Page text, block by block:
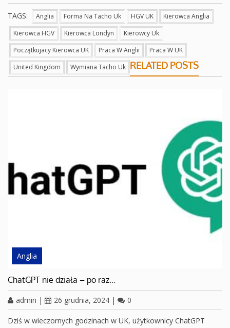
TAGS: Anglia Forma Na Tacho Uk HGV UK
Kierowca Anglia
Kierowca HGV
Kierowca Londyn
Kierowcy Uk
Początkujacy Kierowca UK
Praca W Anglii
Praca W UK
United Kingdom
Wymiana Tacho Uk RELATED POSTS
Anglia
ChatGPT nie działa – po raz…
admin | 26 grudnia, 2024 | 0
Dziś w wieczornych godzinach w UK, użytkownicy ChatGPT